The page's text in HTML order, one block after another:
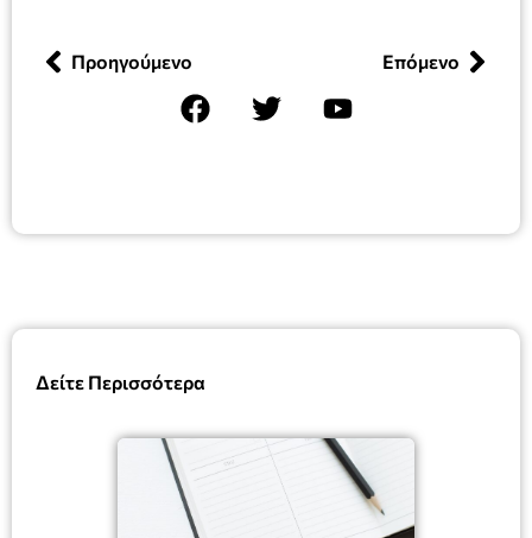
Δείτε Περισσότερα
Προηγούμενο Επόμενο